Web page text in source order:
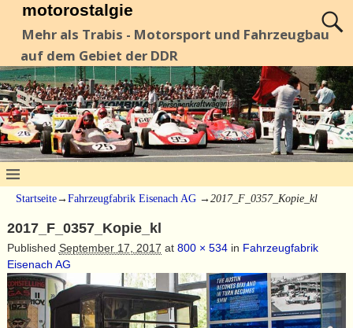
motorostalgie
Mehr als Trabis - Motorsport und Fahrzeugbau
auf dem Gebiet der DDR
Startseite→ Fahrzeugfabrik Eisenach AG → 2017_F_0357_Kopie_kl
2017_F_0357_Kopie_kl
Published September 17, 2017 at 800 × 534in Fahrzeugfabrik
Eisenach AG